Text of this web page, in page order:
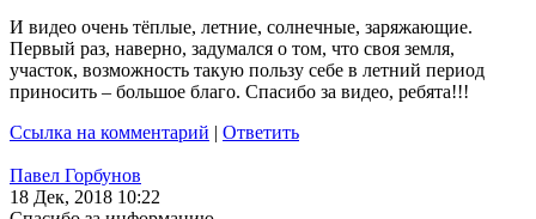
И видео очень тёплые, летние, солнечные, заряжающие.
Первый раз, наверно, задумался о том, что своя земля,
участок, возможность такую пользу себе в летний период
приносить – большое благо. Спасибо за видео, ребята!!!
Ссылка на комментарий | Ответить
Павел Горбунов
18 Дек, 2018 10:22